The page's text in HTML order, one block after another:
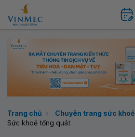
Trang chủ
Chuyên trang sức khoẻ
Sức khoẻ tổng quát